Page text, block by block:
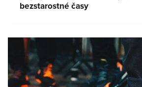
bezstarostné časy